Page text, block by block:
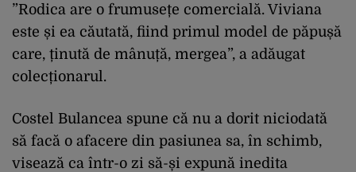
”Rodica are o frumusețe comercială. Viviana
este și ea căutată, fiind primul model de păpușă
care, ținută de mânuță, mergea”, a adăugat
colecționarul.
Costel Bulancea spune că nu a dorit niciodată
să facă o afacere din pasiunea sa, în schimb,
visează ca într-o zi să-și expună inedita